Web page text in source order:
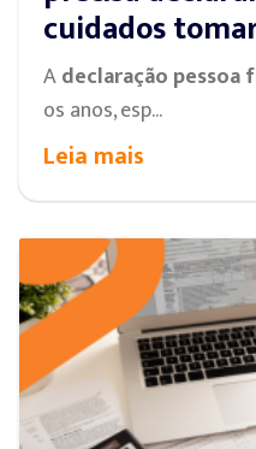
cuidados
Adeclaração pessoa
os anos, esp...
Leia mais